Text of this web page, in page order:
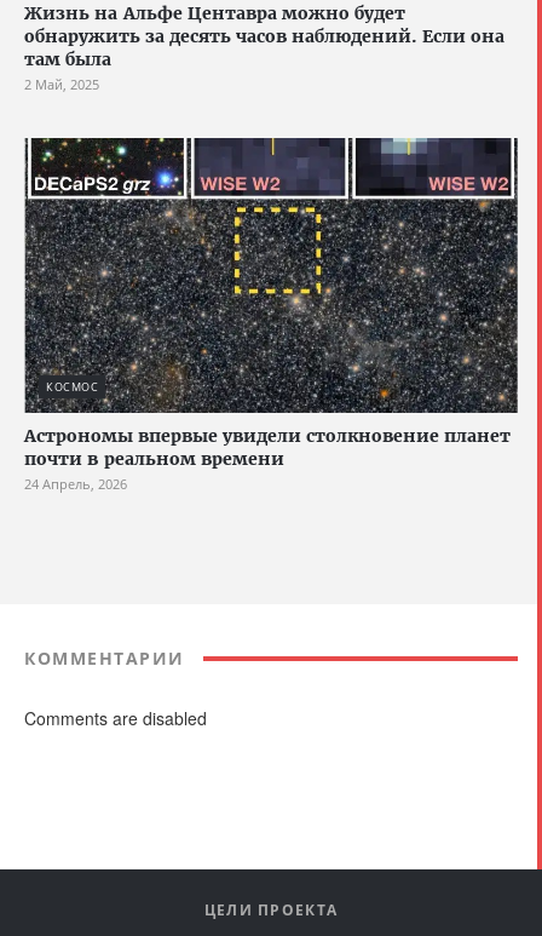
Жизнь на Альфе Центавра можно будет
обнаружить за десять часов наблюдений. Если она
там была
2 Май, 2025
КОСМОС
Астрономы впервые увидели столкновение планет
почти в реальном времени
24 Апрель, 2026
КОММЕНТАРИИ
Comments are disabled
ЦЕЛИ ПРОЕКТА